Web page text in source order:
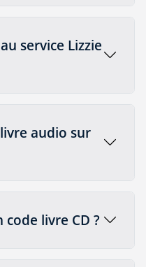
service Lizzie
audio sur
livre CD ?